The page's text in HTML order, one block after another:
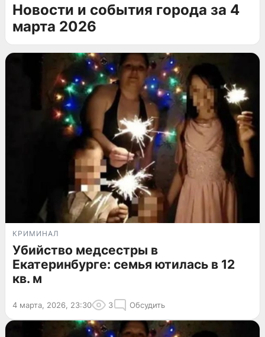
Новости и события города за 4
марта 2026
КРИМИНАЛ
Убийство медсестры в
Екатеринбурге: семья ютилась в 12
кв. м
4 марта, 2026, 23:30 3 Обсудить